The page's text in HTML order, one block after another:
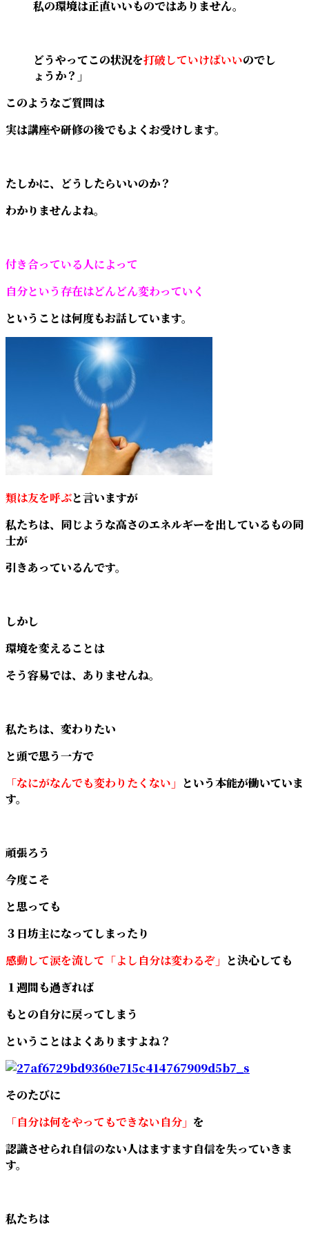
私の環境は正直いいものではありません。
どうやってこの状況を打破していけばいいのでし
ょうか？」
このようなご質問は
実は講座や研修の後でもよくお受けします。
たしかに、どうしたらいいのか？
わかりませんよね。
付き合っている人によって
自分という存在はどんどん変わっていく
ということは何度もお話しています。
類は友を呼ぶと言いますが
私たちは、同じような高さのエネルギーを出しているもの同
士が
引きあっているんです。
しかし
環境を変えることは
そう容易では、ありませんね。
私たちは、変わりたい
と頭で思う一方で
「なにがなんでも変わりたくない」 という本能が働いていま
す。
頑張ろう
今度こそ
と思っても
３日坊主になってしまったり
感動して涙を流して「よし自分は変わるぞ」 と決心しても
１週間も過ぎれば
もとの自分に戻ってしまう
ということはよくありますよね？
そのたびに
「自分は何をやってもできない自分」 を
認識させられ自信のない人はますます自信を失っていきま
す。
私たちは